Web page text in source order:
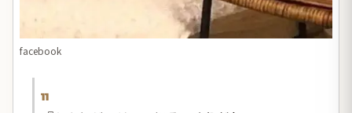
facebook
11